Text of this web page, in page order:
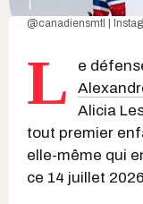
@canadiensmtl |
L e
Alicia
tout premier
elle-même qui
ce 14 juillet